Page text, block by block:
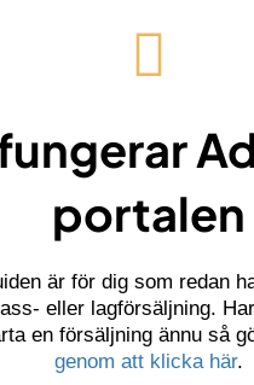
portalen
är för dig som redan
eller lagförsäljning.
en försäljning ännu så
genom att klicka här.